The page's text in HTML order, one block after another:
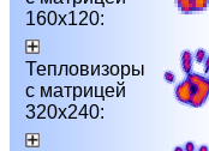
160х120:
Тепловизоры
с матрицей
320х240: